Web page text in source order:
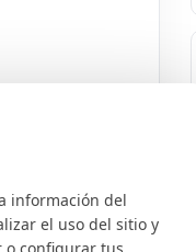
información del
el uso del sitio y